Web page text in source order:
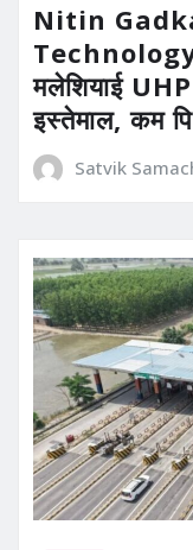
Nitin
Technology
मलेशियाई
इस्तेमाल, कम
Satvik